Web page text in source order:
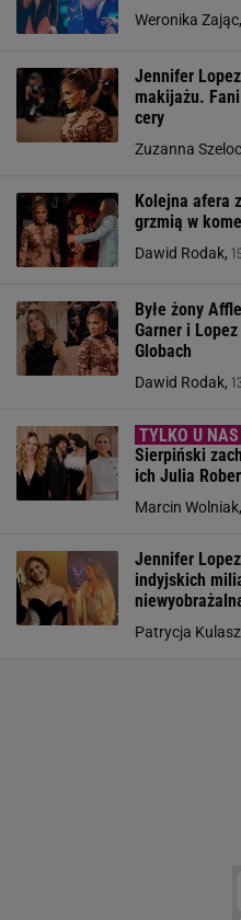
Weronika Zając,
Jennifer
makijażu.
cery
Zuzanna
Kolejna afera
grzmią w
Dawid Rodak,
Byłe żony
Garner i
Globach
Dawid Rodak,
Sierpiński
ich Julia
Marcin Wolniak,
Jennifer
indyjskich
Patrycja